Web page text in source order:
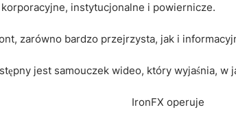
instytucjonalne i powiernicze.
zarówno bardzo przejrzysta, jak i
jest samouczek wideo, który wyjaśnia, w